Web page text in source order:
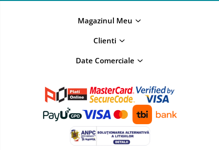
Magazinul Meu
Clienti
Date Comerciale